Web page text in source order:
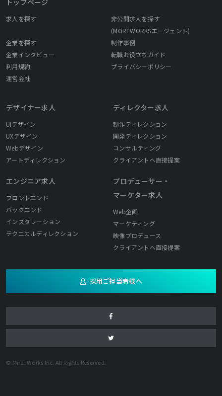
トップページ
求人を探す
非公開求人を探す
(MOREWORKSエージェント)
企業を探す
制作事例
企業インタビュー
転職お役立ちガイド
利用規約
プライバシーポリシー
運営会社
デザイナー求人
UIデザイン
UXデザイン
Webデザイン
アートディレクション
エンジニア求人
フロントエンド
バックエンド
インスタレーション
テクニカルディレクション
ディレクター求人
制作ディレクション
開発ディレクション
コンサルティング
クライアントへ直接提案
プロデューサー・
マーケター求人
Web企画
マーケティング
映像プロデュース
クライアントへ直接提案
採用ご担当者様へ
© Mirai Works Inc. All Rights Reserved.